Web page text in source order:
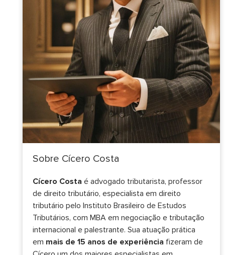
Sobre Cícero Costa
Cícero Costa é advogado tributarista, professor
de direito tributário, especialista em direito
tributário pelo Instituto Brasileiro de Estudos
Tributários, com MBA em negociação e tributação
internacional e palestrante. Sua atuação prática
em mais de 15 anos de experiência fizeram de